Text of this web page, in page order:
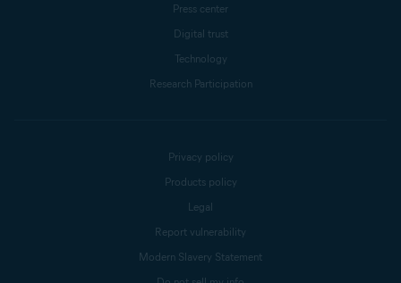
Press center
Digital trust
Technology
Research Participation
Privacy policy
Products policy
Legal
Report vulnerability
Modern Slavery Statement